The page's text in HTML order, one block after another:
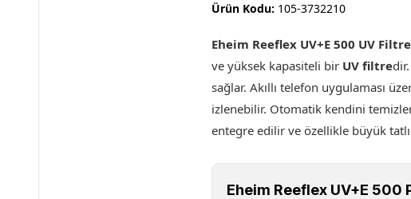
Ürün Kodu: 105-3732210
Eheim Reeflex UV+E 500 UV Filtre
ve yüksek kapasiteli bir UV filtre
sağlar. Akıllı telefon uygulaması
izlenebilir. Otomatik kendini
entegre edilir ve özellikle büyük
Eheim Reeflex UV+E 500